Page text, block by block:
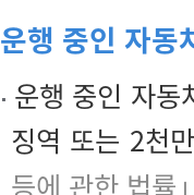
운행 중인 자동
운행 중인 자동
징역 또는 2천
등에 관한 법률